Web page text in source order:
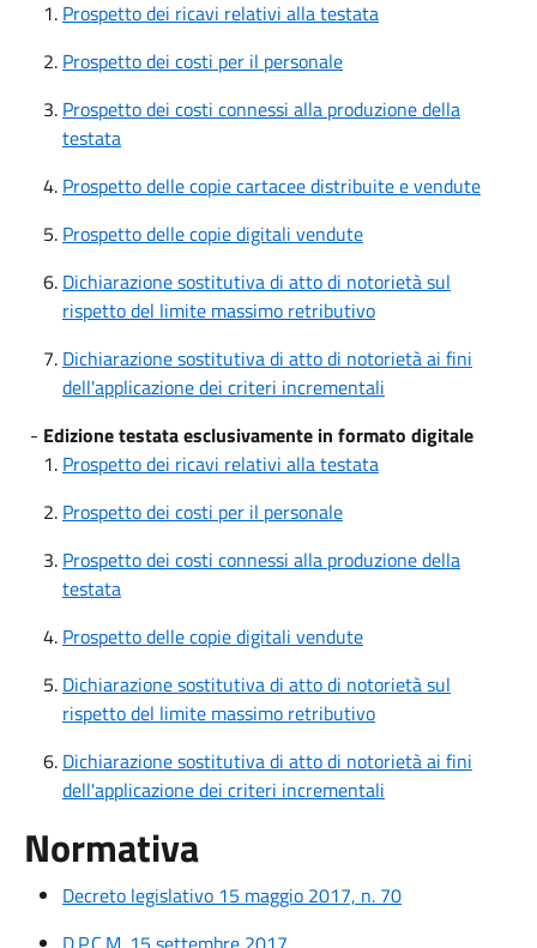
Prospetto dei ricavi relativi alla testata
Prospetto dei costi per il personale
Prospetto dei costi connessi alla produzione della
testata
Prospetto delle copie cartacee distribuite e vendute
Prospetto delle copie digitali vendute
Dichiarazione sostitutiva di atto di notorietà sul
rispetto del limite massimo retributivo
Dichiarazione sostitutiva di atto di notorietà ai fini
dell'applicazione dei criteri incrementali
- Edizione testata esclusivamente in formato digitale
Prospetto dei ricavi relativi alla testata
Prospetto dei costi per il personale
Prospetto dei costi connessi alla produzione della
testata
Prospetto delle copie digitali vendute
Dichiarazione sostitutiva di atto di notorietà sul
rispetto del limite massimo retributivo
Dichiarazione sostitutiva di atto di notorietà ai fini
dell'applicazione dei criteri incrementali
Normativa
Decreto legislativo 15 maggio 2017, n. 70